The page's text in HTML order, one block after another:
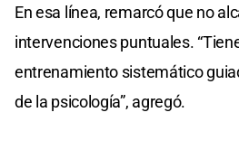
En esa línea, remarcó que no
intervenciones puntuales.
entrenamiento sistemático
de la psicología”, agregó.